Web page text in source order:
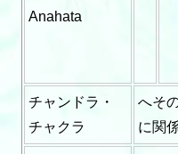
Anahata
チャンドラ・
チャクラ
へそ
に関